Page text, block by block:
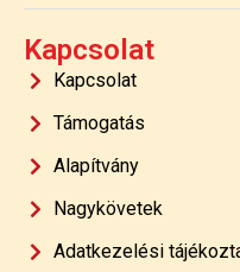
Kapcsolat
Kapcsolat
Támogatás
Alapítvány
Nagykövetek
Adatkezelési